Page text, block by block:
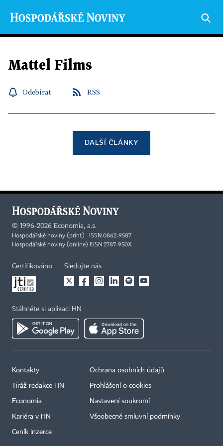
Mattel Films
Odebírat RSS
DALŠÍ ČLÁNKY
© 1996-2026 Economia, a.s.
Hospodářské noviny (print) ISSN 0862-9587
Hospodářské noviny (online) ISSN 2787-950X
Certifikováno Sledujte nás
Stáhněte si aplikaci HN
Kontakty
Tiráž redakce HN
Economia
Kariéra v HN
Ceník inzerce
Ochrana osobních údajů
Prohlášení o cookies
Nastavení soukromí
Všeobecné smluvní podmínky